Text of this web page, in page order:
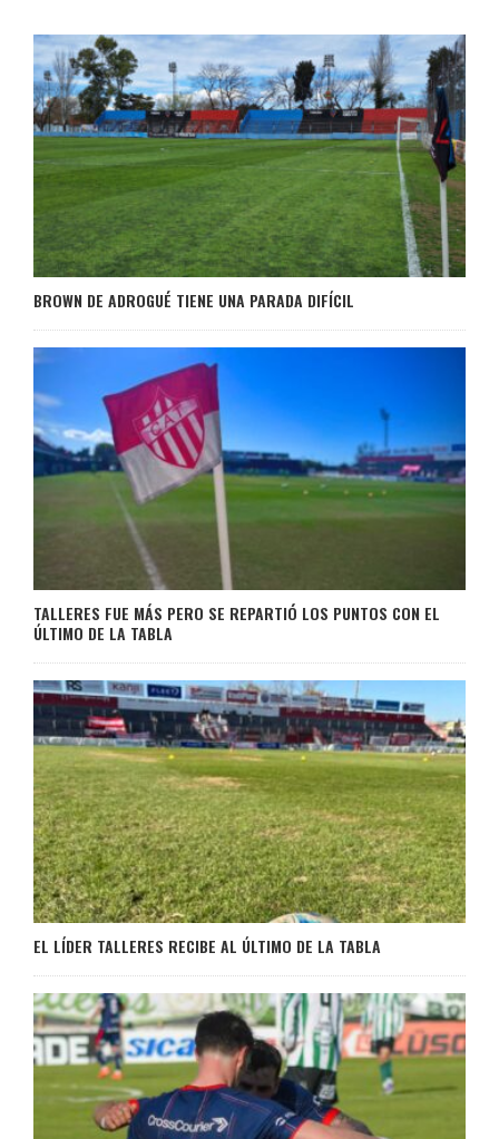
BROWN DE ADROGUÉ TIENE UNA PARADA DIFÍCIL
TALLERES FUE MÁS PERO SE REPARTIÓ LOS PUNTOS CON EL
ÚLTIMO DE LA TABLA
EL LÍDER TALLERES RECIBE AL ÚLTIMO DE LA TABLA